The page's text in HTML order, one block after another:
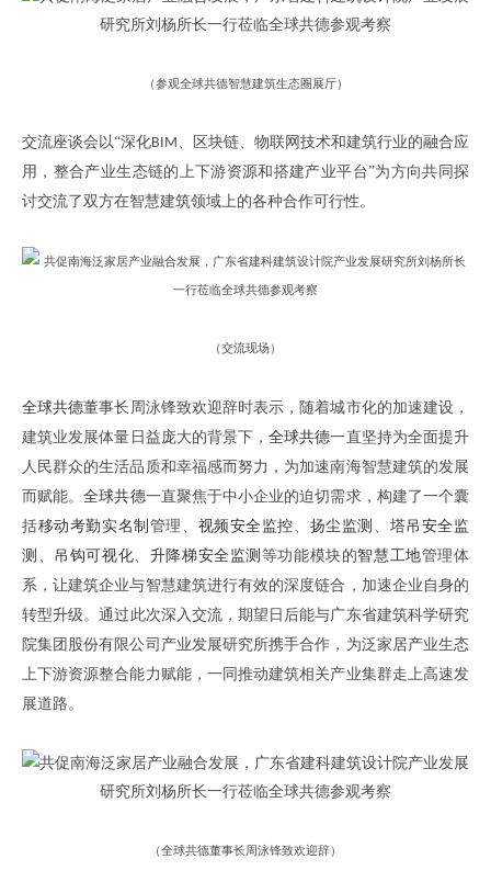
（参观全球共德智慧建筑生态圈展厅）
交流座谈会以“深化BIM、 区块链、 物联网技术和建筑行业的融合应
用，整合产业生态链的上下游资源和搭建产业平台”为方向共同探
讨交流了双方在智慧建筑领域上的各种合作可行性。
（交流现场）
全球共德董事长周泳锋致欢迎辞时表示 ，随着城市化的加速建设，
建筑业发展体量 日益庞大的背景下 ，全球共德一直坚持为全面提升
人民群众的生活品质和幸福感而努力 ， 为加速南海智慧建筑的发展
而赋能。全球共德一直聚焦于中小企业的迫切需求， 构建了一个囊
括移动考勤实名制 管理、 视频安全监控、 扬尘监测 、 塔吊安全监
测 、 吊钩可视化、 升降梯安全监测 等功能模块的智慧工地管理体
系，让建筑企业与智慧建筑进行有效的深度链合 ， 加速企业自身的
转型升级。通过此次深入交流，期望日后能与广东省建筑科学研究
院集团股份有限公司 产业发展研究所携手合作 ， 为泛家居产业生态
上下游资源整合能力赋能， 一同推动建筑相关产业集群走上高速发
展道路。
（全球共德董事长周泳锋致欢迎辞）